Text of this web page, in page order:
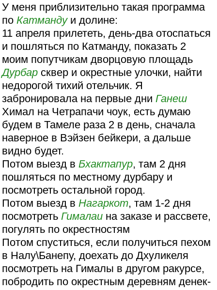
У меня приблизительно такая программа
по Катмандуи долине:
11 апреля прилететь, день-два отоспаться
и пошляться по Катманду, показать 2
моим попутчикам дворцовую площадь
Дурбар сквер и окрестные улочки, найти
недорогой тихий отельчик. Я
забронировала на первые дни Ганеш
Химал на Четрапачи чоук, есть думаю
будем в Тамеле раза 2 в день, сначала
наверное в Вэйзен бейкери, а дальше
видно будет.
Потом выезд в Бхактапур, там 2 дня
пошляться по местному дурбару и
посмотреть остальной город.
Потом выезд в Нагаркот, там 1-2 дня
посмотреть Гималаи на заказе и рассвете,
погулять по окрестностям
Потом спуститься, если получиться пехом
в Налу\Банепу, доехать до Дхуликеля
посмотреть на Гималы в другом ракурсе,
побродить по окрестным деревням денек-